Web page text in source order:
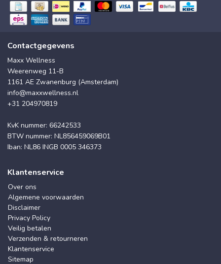
Contactgegevens
Maxx Wellness
Weerenweg 11-B
1161 AE Zwanenburg (Amsterdam)
info@maxxwellness.nl
+31 204970819
KvK nummer: 66242533
BTW nummer: NL856459069B01
Iban: NL86 INGB 0005 346373
Klantenservice
Over ons
Algemene voorwaarden
Disclaimer
Privacy Policy
Veilig betalen
Verzenden & retourneren
Klantenservice
Sitemap